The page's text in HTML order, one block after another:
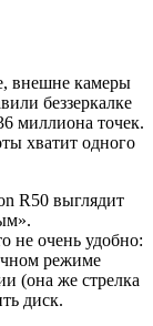
внешне камеры
беззеркалке
миллиона точек.
хватит одного
R50 выглядит
не очень удобно:
режиме
(она же стрелка
диск.